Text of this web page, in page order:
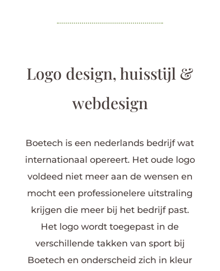
Logo design, huisstijl &
webdesign
Boetech is een nederlands bedrijf wat
internationaal opereert. Het oude logo
voldeed niet meer aan de wensen en
mocht een professionelere uitstraling
krijgen die meer bij het bedrijf past.
Het logo wordt toegepast in de
verschillende takken van sport bij
Boetech en onderscheid zich in kleur